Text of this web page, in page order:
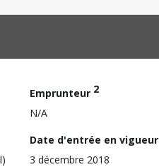
Emprunteur 2
N/A
Date d'entrée en vigueur
3 décembre 2018